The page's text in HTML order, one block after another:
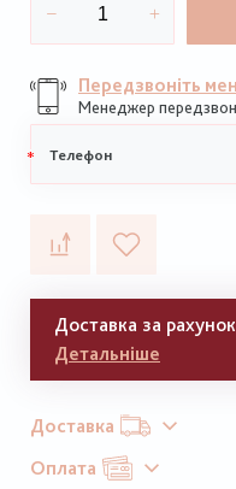
Передзвоніть
Менеджер
телефон
Доставка за
Детальніше
Доставка
Оплата